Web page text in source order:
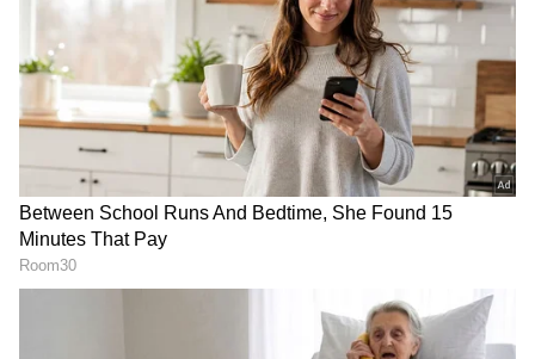
పోలీసు సోదరులు అడ్డుకొన్నా మౌనంగా చేతులు కట్టుకొని
నిరసన వ్యక్తం చేస్తూ నడవాలని శ్రేణులకు సూచించారు.
IMD Rain Alert : ఆకాశంలో
నల్లని మేఘాలు లోడింగ్...
తెలంగాణలో 10, ఏపీలో 7
జిల్లాల్లో భారీ వర్షాలు
దేవరపల్లిలో అడుగుపెట్టిన జగన్
భారీగా తరలి వచ్చిన ఫ్యాన్స్ | YS
Jagan East Godavari Tour
Devarapalli